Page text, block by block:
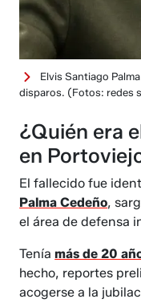
Elvis Santiago
disparos. (Fotos: redes
¿Quién era
en
El fallecido fue
Palma Cedeño,
el área de defensa
Teníamás de 20
hecho, reportes
acogerse a la